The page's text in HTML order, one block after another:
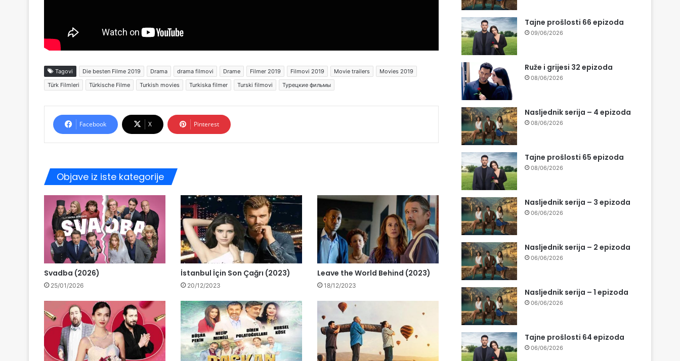
Tagovi Die besten Filme 2019 Drama drama filmovi Drame Filmer 2019 Filmovi 2019 Movie trailers
Movies 2019
Türk Filmleri
Türkische Filme Turkish movies Turkiska filmer Turski filmovi Турецкие фильмы
Facebook X Pinterest
Objave iz iste kategorije
Svadba (2026)
25/01/2026
İstanbul İçin Son Çağrı (2023)
20/12/2023
Leave the World Behind (2023)
18/12/2023
Tajne prošlosti 66 epizoda
09/06/2026
Ruže i grijesi 32 epizoda
08/06/2026
Nasljednik serija – 4 epizoda
08/06/2026
Tajne prošlosti 65 epizoda
08/06/2026
Nasljednik serija – 3 epizoda
06/06/2026
Nasljednik serija – 2 epizoda
06/06/2026
Nasljednik serija – 1 epizoda
06/06/2026
Tajne prošlosti 64 epizoda
06/06/2026